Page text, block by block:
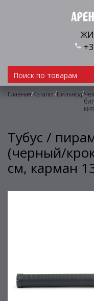
Главная/Каталог/Бильярд/
кия
Тубус /
(черный/
см, карман